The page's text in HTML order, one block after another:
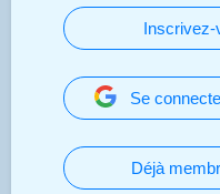
Inscrivez-
Se
Déjà